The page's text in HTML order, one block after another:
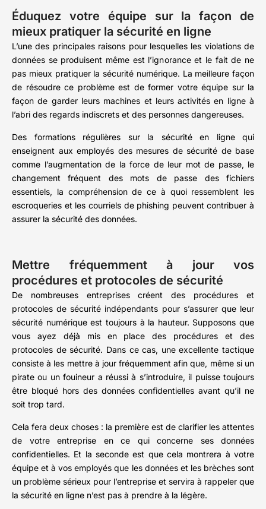
Éduquez votre équipe sur la façon de
mieux pratiquer la sécurité en ligne
L’une des principales raisons pour lesquelles les violations de
données se produisent même est l’ignorance et le fait de ne
pas mieux pratiquer la sécurité numérique. La meilleure façon
de résoudre ce problème est de former votre équipe sur la
façon de garder leurs machines et leurs activités en ligne à
l’abri des regards indiscrets et des personnes dangereuses.
Des formations régulières sur la sécurité en ligne qui
enseignent aux employés des mesures de sécurité de base
comme l’augmentation de la force de leur mot de passe, le
changement fréquent des mots de passe des fichiers
essentiels, la compréhension de ce à quoi ressemblent les
escroqueries et les courriels de phishing peuvent contribuer à
assurer la sécurité des données.
Mettre fréquemment à jour vos
procédures et protocoles de sécurité
De nombreuses entreprises créent des procédures et
protocoles de sécurité indépendants pour s’assurer que leur
sécurité numérique est toujours à la hauteur. Supposons que
vous ayez déjà mis en place des procédures et des
protocoles de sécurité. Dans ce cas, une excellente tactique
consiste à les mettre à jour fréquemment afin que, même si un
pirate ou un fouineur a réussi à s’introduire, il puisse toujours
être bloqué hors des données confidentielles avant qu’il ne
soit trop tard.
Cela fera deux choses : la première est de clarifier les attentes
de votre entreprise en ce qui concerne ses données
confidentielles. Et la seconde est que cela montrera à votre
équipe et à vos employés que les données et les brèches sont
un problème sérieux pour l’entreprise et servira à rappeler que
la sécurité en ligne n’est pas à prendre à la légère.